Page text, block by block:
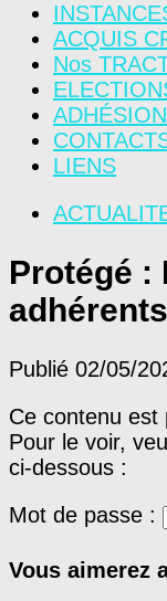
ACQUIS
Nos
ADHÉSION
LIENS
Protégé :
Publié 02/05/
Ce contenu est
Pour le voir,
ci-dessous :
Mot de passe :
Vous aimerez